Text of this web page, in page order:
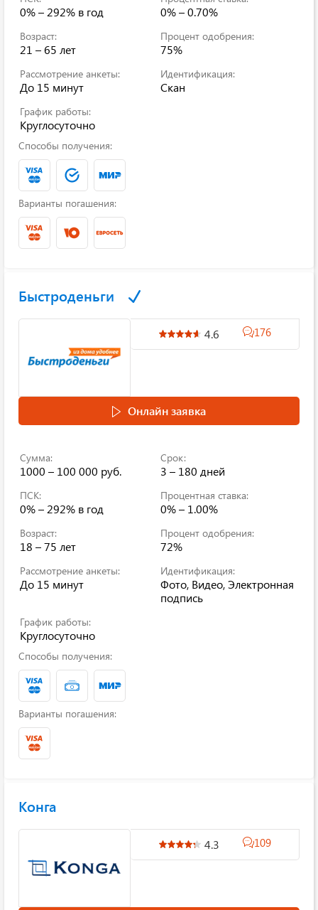
0% – 292% в год 0% – 0.70%
Возраст:
21 – 65 лет
Процент одобрения:
75%
Рассмотрение анкеты:
До 15 минут
Идентификация:
Скан
График работы:
Круглосуточно
Способы получения:
Варианты погашения:
Быстроденьги
4.6 176
Онлайн заявка
Сумма:
1000 – 100 000 руб.
Срок:
3 – 180 дней
ПСК:
0% – 292% в год
Процентная ставка:
0% – 1.00%
Возраст:
18 – 75 лет
Процент одобрения:
72%
Рассмотрение анкеты:
До 15 минут
Идентификация:
Фото, Видео, Электронная
подпись
График работы:
Круглосуточно
Способы получения:
Варианты погашения:
Конга
4.3 109